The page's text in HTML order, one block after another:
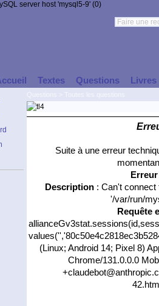
server host 'mysql5-9' (0)
Textes Questions Livres
Suite à une erreur
Description: Can't connect
'/var/run/
Requête
(Linux; Android 14; Pixel 8)
Chrome/131.0.0.0